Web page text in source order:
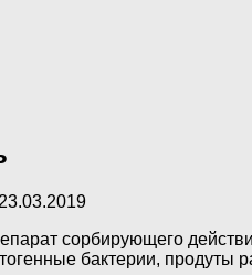
23.03.2019
сорбирующего
бактерии,